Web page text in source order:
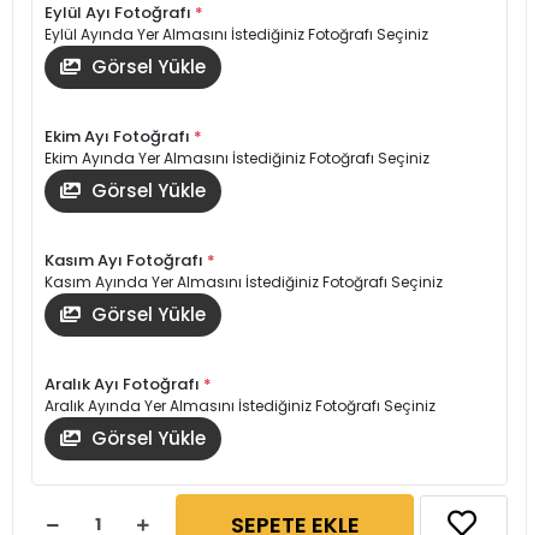
Eylül Ayı Fotoğrafı *
Eylül Ayında Yer Almasını İstediğiniz Fotoğrafı Seçiniz
Görsel Yükle
Ekim Ayı Fotoğrafı *
Ekim Ayında Yer Almasını İstediğiniz Fotoğrafı Seçiniz
Görsel Yükle
Kasım Ayı Fotoğrafı *
Kasım Ayında Yer Almasını İstediğiniz Fotoğrafı Seçiniz
Görsel Yükle
Aralık Ayı Fotoğrafı *
Aralık Ayında Yer Almasını İstediğiniz Fotoğrafı Seçiniz
Görsel Yükle
SEPETE EKLE